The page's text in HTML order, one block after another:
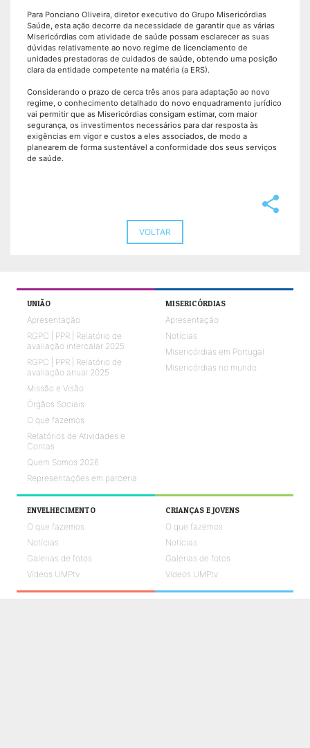
Para Ponciano Oliveira, diretor executivo do Grupo Misericórdias
Saúde, esta ação decorre da necessidade de garantir que as várias
Misericórdias com atividade de saúde possam esclarecer as suas
dúvidas relativamente ao novo regime de licenciamento de
unidades prestadoras de cuidados de saúde, obtendo uma posição
clara da entidade competente na matéria (a ERS).
Considerando o prazo de cerca três anos para adaptação ao novo
regime, o conhecimento detalhado do novo enquadramento jurídico
vai permitir que as Misericórdias consigam estimar, com maior
segurança, os investimentos necessários para dar resposta às
exigências em vigor e custos a eles associados, de modo a
planearem de forma sustentável a conformidade dos seus serviços
de saúde.
share
VOLTAR
UNIÃO
Apresentação
RGPC | PPR | Relatório de
avaliação intercalar 2025
RGPC | PPR | Relatório de
avaliação anual 2025
Missão e Visão
Órgãos Sociais
O que fazemos
Relatórios de Atividades e
Contas
Quem Somos 2026
Representações em parceria
MISERICÓRDIAS
Apresentação
Notícias
Misericórdias em Portugal
Misericórdias no mundo
ENVELHECIMENTO
O que fazemos
Notícias
Galerias de fotos
Vídeos UMPtv
CRIANÇAS E JOVENS
O que fazemos
Notícias
Galerias de fotos
Vídeos UMPtv